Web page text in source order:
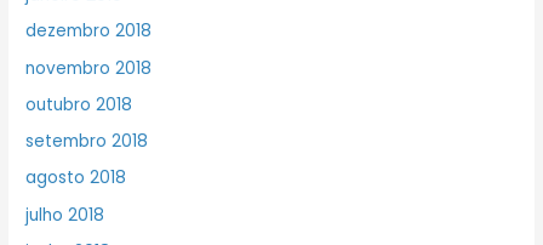
dezembro 2018
novembro 2018
outubro 2018
setembro 2018
agosto 2018
julho 2018